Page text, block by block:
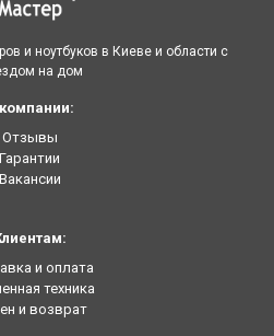
и ноутбуков в Киеве и области с
на дом
Отзывы
Гарантии
Вакансии
и оплата
техника
и возврат